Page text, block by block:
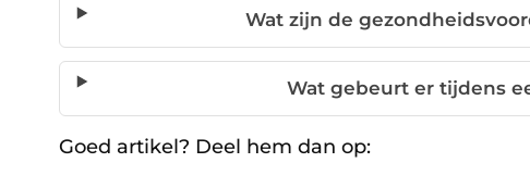
Wat zijn de
Wat gebeurt er tijdens
Goed artikel? Deel hem dan op: